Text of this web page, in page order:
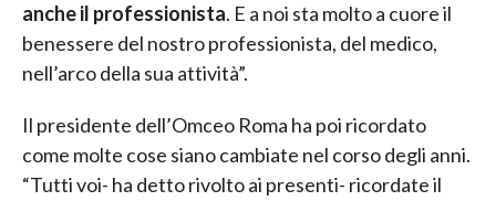
anche il professionista. E a noi sta molto a cuore il
benessere del nostro professionista, del medico,
nell’arco della sua attività”.
Il presidente dell’Omceo Roma ha poi ricordato
come molte cose siano cambiate nel corso degli anni.
“Tutti voi- ha detto rivolto ai presenti- ricordate il